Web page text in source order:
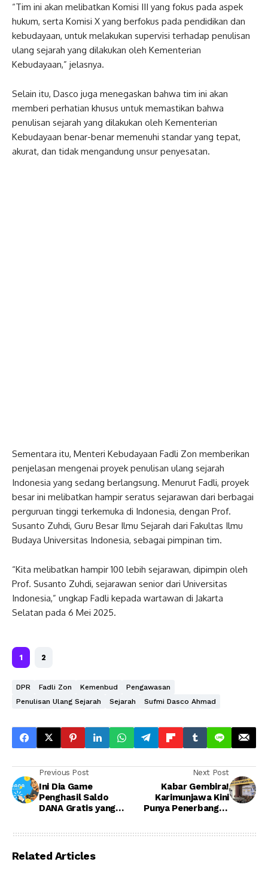
“Tim ini akan melibatkan Komisi III yang fokus pada aspek
hukum, serta Komisi X yang berfokus pada pendidikan dan
kebudayaan, untuk melakukan supervisi terhadap penulisan
ulang sejarah yang dilakukan oleh Kementerian
Kebudayaan,” jelasnya.
Selain itu, Dasco juga menegaskan bahwa tim ini akan
memberi perhatian khusus untuk memastikan bahwa
penulisan sejarah yang dilakukan oleh Kementerian
Kebudayaan benar-benar memenuhi standar yang tepat,
akurat, dan tidak mengandung unsur penyesatan.
Sementara itu, Menteri Kebudayaan Fadli Zon memberikan
penjelasan mengenai proyek penulisan ulang sejarah
Indonesia yang sedang berlangsung. Menurut Fadli, proyek
besar ini melibatkan hampir seratus sejarawan dari berbagai
perguruan tinggi terkemuka di Indonesia, dengan Prof.
Susanto Zuhdi, Guru Besar Ilmu Sejarah dari Fakultas Ilmu
Budaya Universitas Indonesia, sebagai pimpinan tim.
“Kita melibatkan hampir 100 lebih sejarawan, dipimpin oleh
Prof. Susanto Zuhdi, sejarawan senior dari Universitas
Indonesia,” ungkap Fadli kepada wartawan di Jakarta
Selatan pada 6 Mei 2025.
1 2
DPR Fadli Zon Kemenbud
Pengawasan
Penulisan Ulang Sejarah
Sejarah Sufmi Dasco Ahmad
Previous Post
Ini Dia Game
Penghasil Saldo
DANA Gratis yang
Next Post
Kabar Gembira!
Karimunjawa Kini
Punya Penerbangan
Related Articles